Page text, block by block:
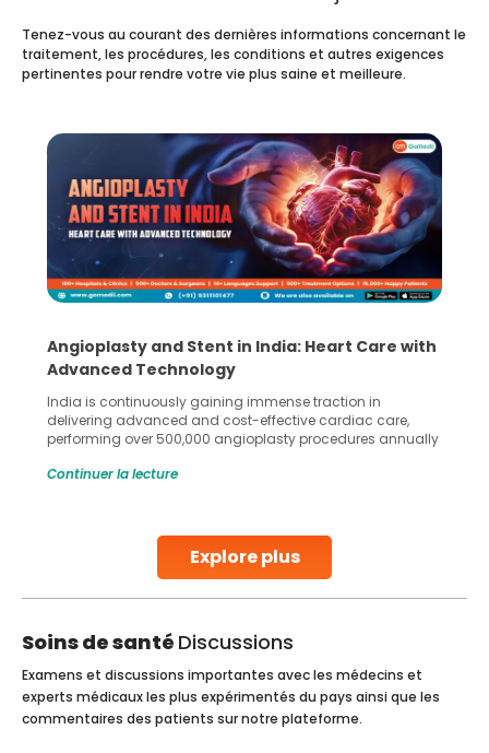
Explore plus
Tenez-vous au courant des dernières informations concernant le
traitement, les procédures, les conditions et autres exigences
pertinentes pour rendre votre vie plus saine et meilleure.
Angioplasty and Stent in India: Heart Care with
Advanced Technology
India is continuously gaining immense traction in
delivering advanced and cost-effective cardiac care,
performing over 500,000 angioplasty procedures annually
globe are searching for treatments like angioplasty and
Studies, such as one published
Continuer la lecture
Soins de santé Discussions
Examens et discussions importantes avec les médecins et
experts médicaux les plus expérimentés du pays ainsi que les
commentaires des patients sur notre plateforme.